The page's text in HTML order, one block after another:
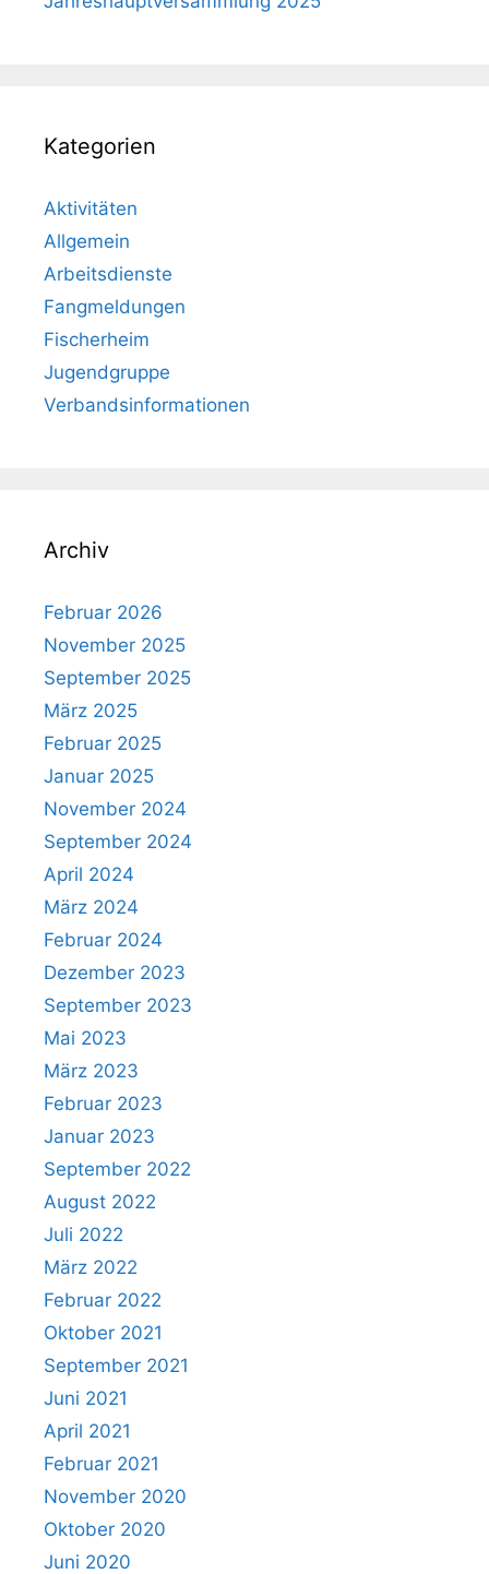
Kategorien
Aktivitäten
Allgemein
Arbeitsdienste
Fangmeldungen
Fischerheim
Jugendgruppe
Verbandsinformationen
Archiv
Februar 2026
November 2025
September 2025
März 2025
Februar 2025
Januar 2025
November 2024
September 2024
April 2024
März 2024
Februar 2024
Dezember 2023
September 2023
Mai 2023
März 2023
Februar 2023
Januar 2023
September 2022
August 2022
Juli 2022
März 2022
Februar 2022
Oktober 2021
September 2021
Juni 2021
April 2021
Februar 2021
November 2020
Oktober 2020
Juni 2020